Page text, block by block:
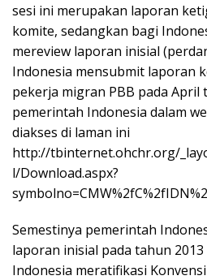
sesi ini merupakan laporan
komite, sedangkan bagi
mereview laporan inisial
Indonesia mensubmit laporan
pekerja migran PBB pada
pemerintah Indonesia dalam
diakses di laman ini
http://tbinternet.ohchr.org/
l/Download.aspx?
Semestinya pemerintah
laporan inisial pada tahun
Indonesia meratifikasi